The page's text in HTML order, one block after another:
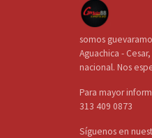
somos
Aguachica -
nacional. Nos
Para mayor
313 409 0873
Síguenos en